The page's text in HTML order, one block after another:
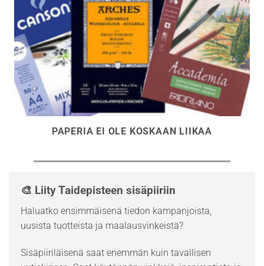
PAPERIA EI OLE KOSKAAN LIIKAA
🎨 Liity Taidepisteen sisäpiiriin
Haluatko ensimmäisenä tiedon kampanjoista,
uusista tuotteista ja maalausvinkeistä?
Sisäpiiriläisenä saat enemmän kuin tavallisen